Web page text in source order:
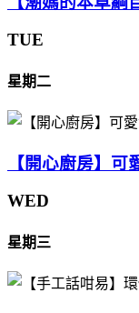
TUE
星期二
【開心廚房】
WED
星期三